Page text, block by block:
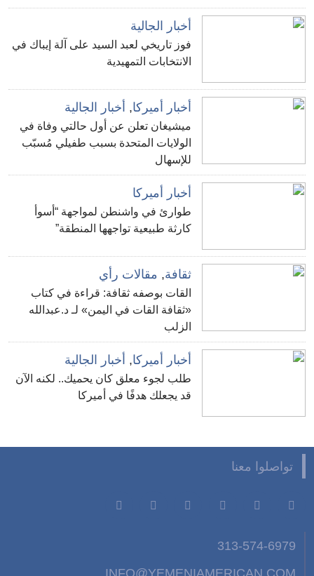
أخبار الجالية
فوز تاريخي لعبد السيد على آلة إيباك في
الانتخابات التمهيدية
أخبار أميركا, أخبار الجالية
ميشيغان تعلن عن أول حالتي وفاة في
الولايات المتحدة بسبب طفيلي مُسبّب
للإسهال
أخبار أميركا
طوارئ في واشنطن لمواجهة “أسوأ
كارثة طبيعية تواجهها المنطقة”
ثقافة, مقالات رأي
القات بوصفه ثقافة: قراءة في كتاب
«ثقافة القات في اليمن» لـ د.عبدالله
الزلب
أخبار أميركا, أخبار الجالية
طلب لجوء معلق كان يحميك.. لكنه الآن
قد يجعلك هدفًا في أميركا
تواصلوا معنا
313-574-6979
INFO@YEMENIAMERICAN.COM